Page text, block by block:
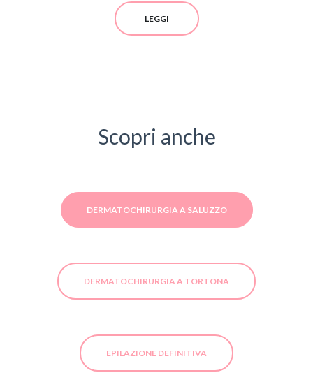
LEGGI
Scopri anche
DERMATOCHIRURGIA A SALUZZO
DERMATOCHIRURGIA A TORTONA
EPILAZIONE DEFINITIVA